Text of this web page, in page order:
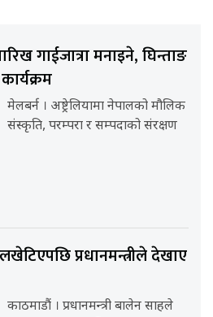
गाईजात्रा मनाइने, घिन्ताङ
मेलबर्न । अष्ट्रेलियामा नेपालको मौलिक
संस्कृति, परम्परा र सम्पदाको संरक्षण
लखेटिएपछि प्रधानमन्त्रीले देखाए
काठमाडौं । प्रधानमन्त्री बालेन साहले